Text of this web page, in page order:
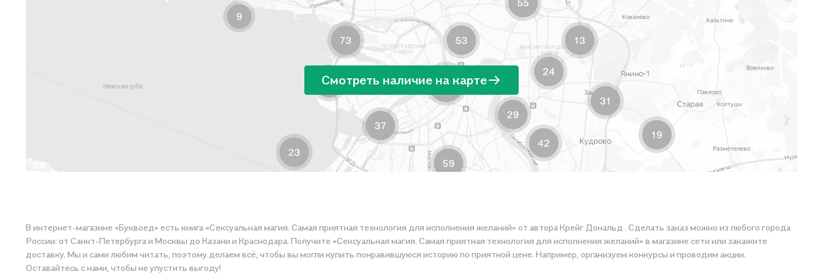
Смотреть наличие на карте
В интернет-магазине «Буквоед» есть книга «Сексуальная магия. Самая приятная технология для исполнения желаний» от автора Крейг Дональд . Сделать заказ можно из любого города
России: от Санкт-Петербурга и Москвы до Казани и Краснодара. Получите «Сексуальная магия. Самая приятная технология для исполнения желаний» в магазине сети или закажите
доставку. Мы и сами любим читать, поэтому делаем всё, чтобы вы могли купить понравившуюся историю по приятной цене. Например, организуем конкурсы и проводим акции.
Оставайтесь с нами, чтобы не упустить выгоду!